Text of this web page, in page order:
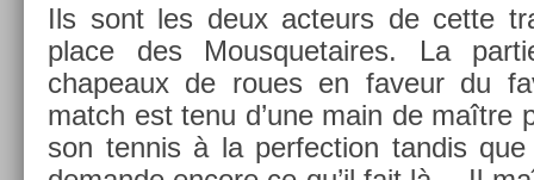
Ils sont les deux ac­teurs de cette
place des Mous­quetaires. La
chapeaux de roues en faveur du
match est tenu d’une main de maître
son ten­nis à la per­fec­tion tan­dis